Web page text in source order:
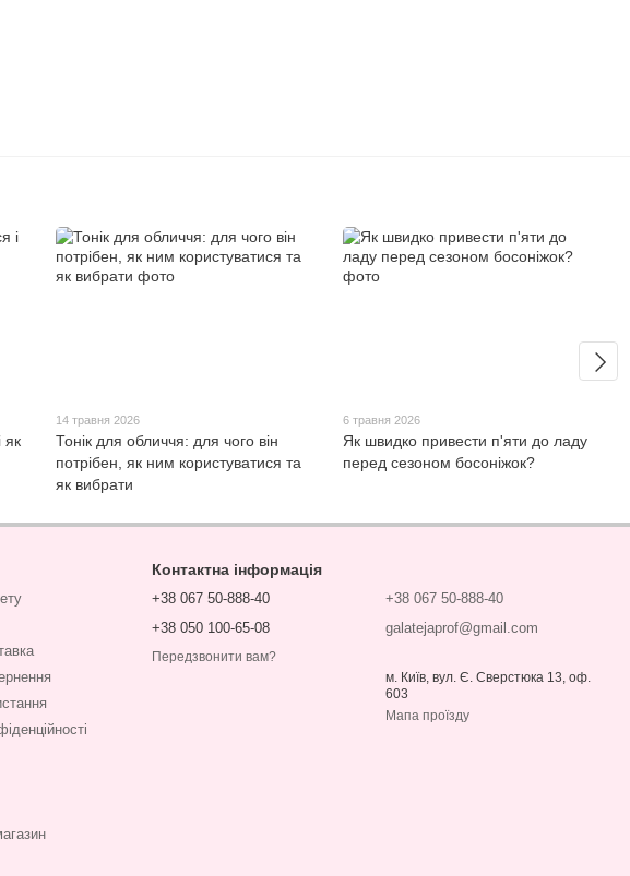
як
14 травня 2026
Тонік для обличчя: для чого він
потрібен, як ним користуватися та
як вибрати
6 травня 2026
Як швидко привести п'яти до ладу
перед сезоном босоніжок?
Контактна інформація
+38 067 50-888-40
+38 050 100-65-08
Передзвонити вам?
+38 067 50-888-40
galatejaprof@gmail.com
м. Київ, вул. Є. Сверстюка 13, оф.
603
Мапа проїзду